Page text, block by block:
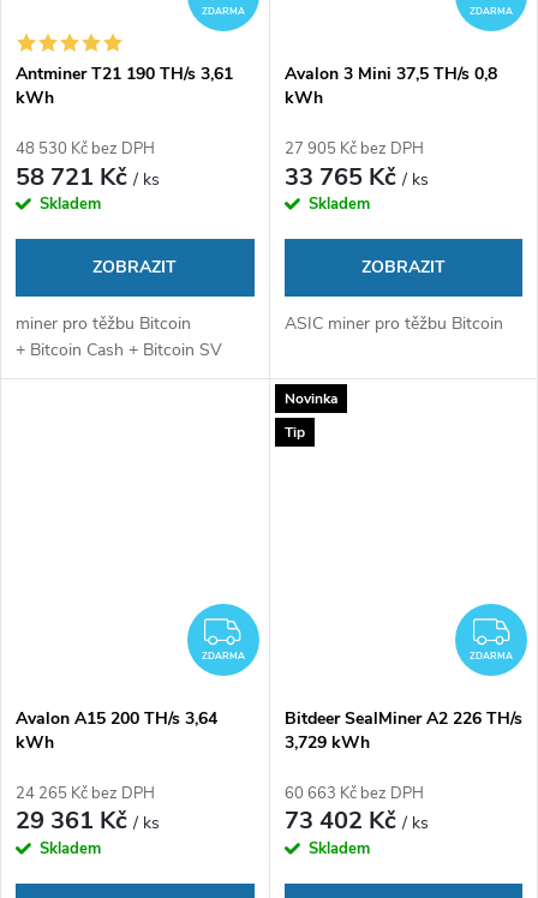
ZDARMA
Antminer T21 190 TH/s 3,61
kWh
48 530 Kč bez DPH
58 721 Kč/ ks
Skladem
ZOBRAZIT
miner pro těžbu Bitcoin
+ Bitcoin Cash + Bitcoin SV
ZDARMA
Avalon 3 Mini 37,5 TH/s 0,8
kWh
27 905 Kč bez DPH
33 765 Kč/ ks
Skladem
ZOBRAZIT
ASIC miner pro těžbu Bitcoin
ZDARMA
ZDARMA
Avalon A15 200 TH/s 3,64
kWh
24 265 Kč bez DPH
29 361 Kč/ ks
Skladem
Novinka
Tip
ZDARMA
Bitdeer SealMiner A2 226 TH/s
3,729 kWh
60 663 Kč bez DPH
73 402 Kč/ ks
Skladem